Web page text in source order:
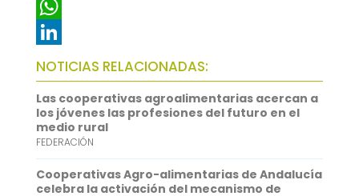
c
e
b
o
o
k
w
t
t
e
r
E
m
a
i
l
W
h
a
t
s
A
p
L
i
n
k
e
d
NOTICIAS RELACIONADAS:
Las cooperativas agroalimentarias acercan a
los jóvenes las profesiones del futuro en el
medio rural
FEDERACIÓN
Cooperativas Agro-alimentarias de Andalucía
celebra la activación del mecanismo de